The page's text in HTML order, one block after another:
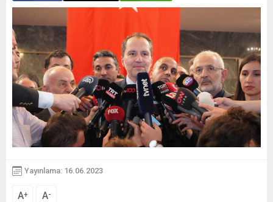
Yayınlama: 16.06.2023
A+ A-